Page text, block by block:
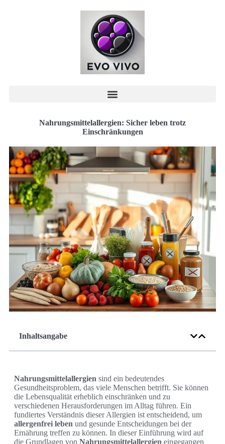
Nahrungsmittelallergien: Sicher leben trotz
Einschränkungen
Inhaltsangabe
Nahrungsmittelallergien sind ein bedeutendes
Gesundheitsproblem, das viele Menschen betrifft. Sie können
die Lebensqualität erheblich einschränken und zu
verschiedenen Herausforderungen im Alltag führen. Ein
fundiertes Verständnis dieser Allergien ist entscheidend, um
allergenfrei leben und gesunde Entscheidungen bei der
Ernährung treffen zu können. In dieser Einführung wird auf
die Grundlagen von Nahrungsmittelallergien eingegangen